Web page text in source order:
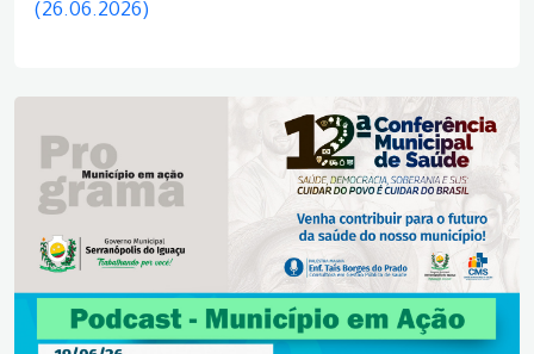
(26.06.2026)